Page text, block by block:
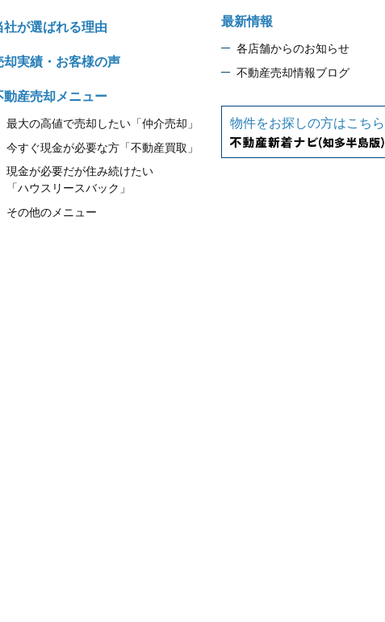
社が選ばれる理由
却実績・お客様の声
動産売却メニュー
最大の高値で売却したい「仲介売却」
今すぐ現金が必要な方「不動産買取」
現金が必要だが住み続けたい
「ハウスリースバック」
その他のメニュー
最新情報
各店舗からのお知らせ
不動産売却情報ブログ
物件をお探しの方はこちら